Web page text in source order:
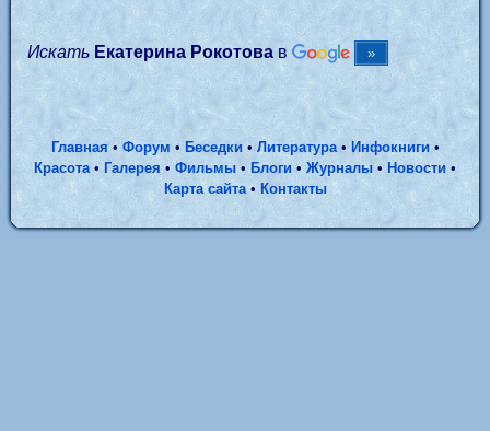
Искать Екатерина Рокотова в
Главная • Форум• Беседки• Литература• Инфокниги•
Красота• Галерея • Фильмы • Блоги • Журналы • Новости •
Карта сайта• Контакты